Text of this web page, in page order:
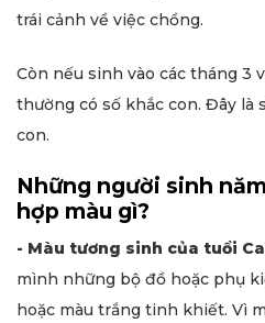
trái cảnh về việc chồng.
Còn nếu sinh vào các tháng 3
thường có số khắc con. Đây là
con.
Những người sinh
hợp màu gì?
- Màu tương sinh của tuổi
mình những bộ đồ hoặc phụ
hoặc màu trắng tinh khiết. Vì